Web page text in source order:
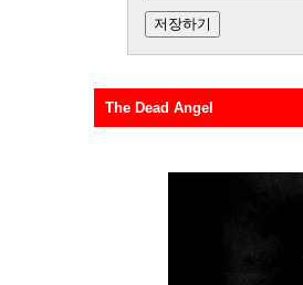
The Dead Angel